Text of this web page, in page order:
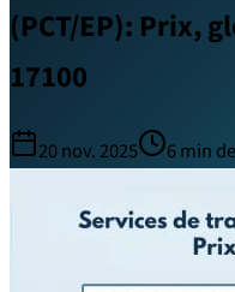
(PCT/EP): Prix,
17100
20 nov. 2025 6min